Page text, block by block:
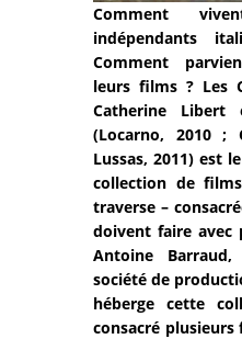
Comment
indépendants
Comment
leurs films ? Les
Catherine Libert
(Locarno, 2010 ;
Lussas, 2011) est
collection de
traverse –
doivent faire avec
Antoine
société de
héberge cette
consacré plusieurs